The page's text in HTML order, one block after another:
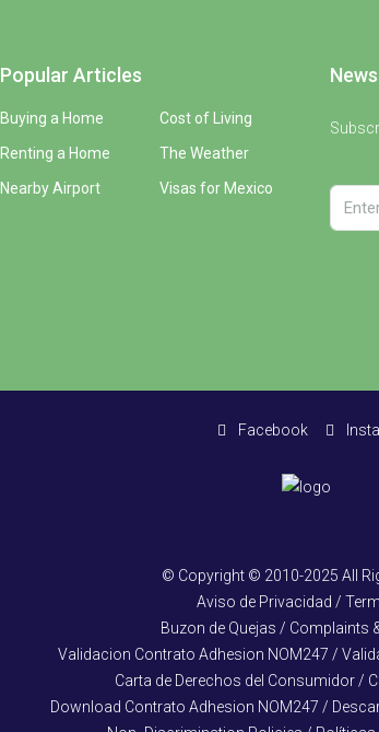
Popular Articles
Buying a Home
Renting a Home
Nearby Airport
Cost of Living
The Weather
Visas for Mexico
Facebook
© Copyright © 2010-2025 All
Aviso de Privacidad /
Buzon de Quejas / Complaints
Validacion Contrato Adhesion NOM247 /
Carta de Derechos del Consumidor /
Download Contrato Adhesion NOM247 /